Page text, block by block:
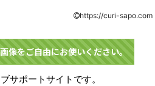
https://curi-sapo.com
像をご自由にお使いください。
サポートサイトです。